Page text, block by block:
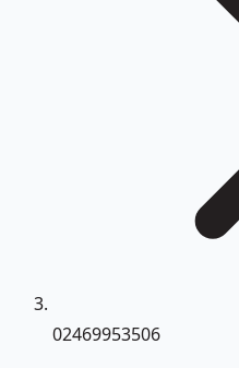
02469953506